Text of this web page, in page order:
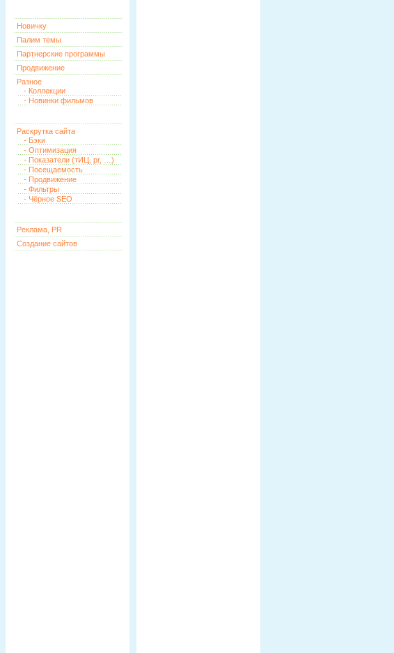
Новичку
Палим темы
Партнерские программы
Продвижение
Разное
- Коллекции
- Новинки фильмов
Раскрутка сайта
- Бэки
- Оптимизация
- Показатели (тИЦ, pr, …)
- Посещаемость
- Продвижение
- Фильтры
- Чёрное SEO
Реклама, PR
Создание сайтов